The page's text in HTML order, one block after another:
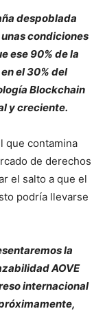
despoblada
condiciones
ese 90% de la
el 30% del
Blockchain
y creciente.
que contamina
de derechos
el salto a que el
podría llevarse
la
AOVE
internacional